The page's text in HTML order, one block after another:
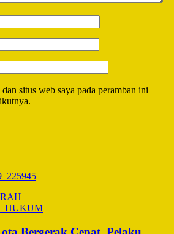
situs web saya pada peramban ini
HUKUM